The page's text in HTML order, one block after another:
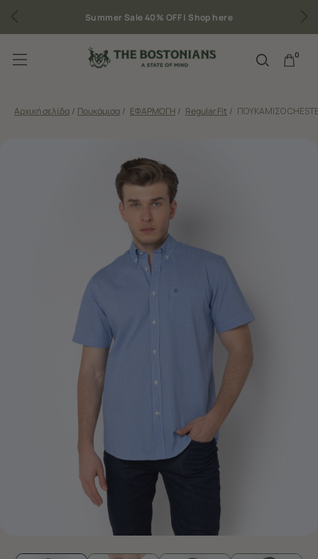
Δωρεάν μεταφορικά για παραγγελίες άνω των 50€
0
Αρχική σελίδα / Πουκάμισα / ΕΦΑΡΜΟΓΗ / Regular Fit / ΠΟΥΚΑΜΙΣΟ